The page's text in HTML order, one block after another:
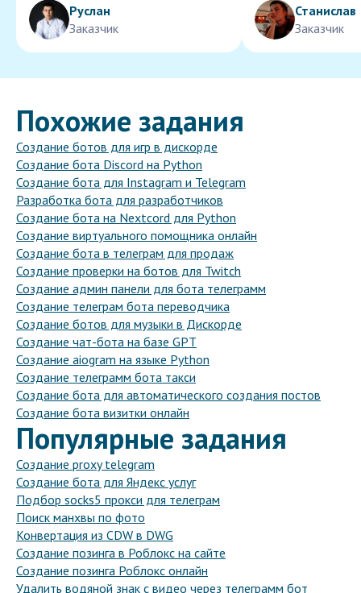
Руслан
Заказчик
Станислав
Заказчик
Похожие задания
Создание ботов для игр в дискорде
Создание бота Discord на Python
Создание бота для Instagram и Telegram
Разработка бота для разработчиков
Создание бота на Nextcord для Python
Создание виртуального помощника онлайн
Создание бота в телеграм для продаж
Создание проверки на ботов для Twitch
Создание админ панели для бота телеграмм
Создание телеграм бота переводчика
Создание ботов для музыки в Дискорде
Создание чат-бота на базе GPT
Создание aiogram на языке Python
Создание телеграмм бота такси
Создание бота для автоматического создания постов
Создание бота визитки онлайн
Популярные задания
Создание proxy telegram
Создание бота для Яндекс услуг
Подбор socks5 прокси для телеграм
Поиск манхвы по фото
Конвертация из CDW в DWG
Создание позинга в Роблокс на сайте
Создание позинга Роблокс онлайн
Удалить водяной знак с видео через телеграмм бот